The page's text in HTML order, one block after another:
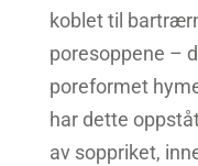
koblet til
poresoppene –
poreformet
har dette
av soppriket,